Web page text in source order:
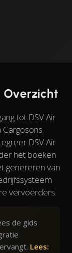
Overzicht
tot DSV Air
Cargosons
DSV Air
het boeken
genereren van
vervoerders.
de gids
Lees: